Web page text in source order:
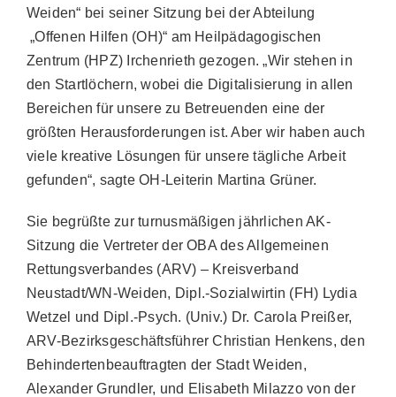
Weiden“ bei seiner Sitzung bei der Abteilung
„Offenen Hilfen (OH)“ am Heilpädagogischen
Zentrum (HPZ) Irchenrieth gezogen. „Wir stehen in
den Startlöchern, wobei die Digitalisierung in allen
Bereichen für unsere zu Betreuenden eine der
größten Herausforderungen ist. Aber wir haben auch
viele kreative Lösungen für unsere tägliche Arbeit
gefunden“, sagte OH-Leiterin Martina Grüner.
Sie begrüßte zur turnusmäßigen jährlichen AK-
Sitzung die Vertreter der OBA des Allgemeinen
Rettungsverbandes (ARV) – Kreisverband
Neustadt/WN-Weiden, Dipl.-Sozialwirtin (FH) Lydia
Wetzel und Dipl.-Psych. (Univ.) Dr. Carola Preißer,
ARV-Bezirksgeschäftsführer Christian Henkens, den
Behindertenbeauftragten der Stadt Weiden,
Alexander Grundler, und Elisabeth Milazzo von der